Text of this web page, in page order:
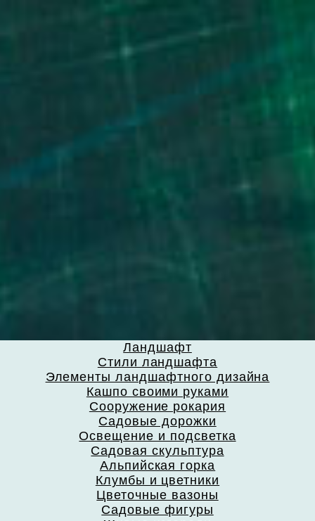
Ландшафт
Стили ландшафта
Элементы ландшафтного дизайна
Кашпо своими руками
Сооружение рокария
Садовые дорожки
Освещение и подсветка
Садовая скульптура
Альпийская горка
Клумбы и цветники
Цветочные вазоны
Садовые фигуры